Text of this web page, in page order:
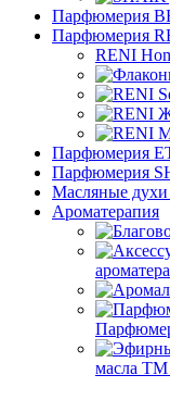
Парфюмерия
Парфюмерия
RENI
Парфюмерия
Парфюмерия
Масляные
Ароматерапия
масла ТМ